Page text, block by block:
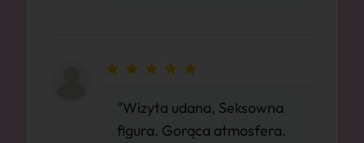
"Wizyta udana, Seksowna
figura. Gorąca atmosfera.